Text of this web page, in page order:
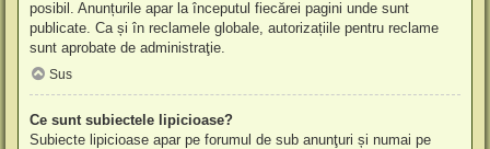
posibil. Anunțurile apar la începutul fiecărei pagini unde sunt
publicate. Ca și în reclamele globale, autorizațiile pentru reclame
sunt aprobate de administraţie.
Sus
Ce sunt subiectele lipicioase?
Subiecte lipicioase apar pe forumul de sub anunţuri și numai pe